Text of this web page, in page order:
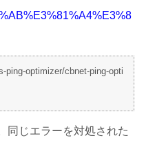
ping-optimizer/cbnet-ping-opti
同じエラーを対処された